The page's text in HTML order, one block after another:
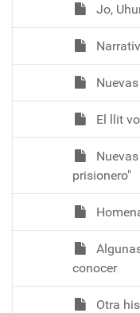
Jo,
El llit
prisionero"
conocer
Otra